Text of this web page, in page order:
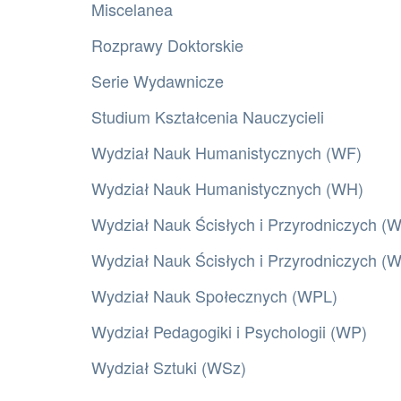
Miscelanea
Rozprawy Doktorskie
Serie Wydawnicze
Studium Kształcenia Nauczycieli
Wydział Nauk Humanistycznych (WF)
Wydział Nauk Humanistycznych (WH)
Wydział Nauk Ścisłych i Przyrodniczych
Wydział Nauk Ścisłych i Przyrodniczych
Wydział Nauk Społecznych (WPL)
Wydział Pedagogiki i Psychologii (WP)
Wydział Sztuki (WSz)